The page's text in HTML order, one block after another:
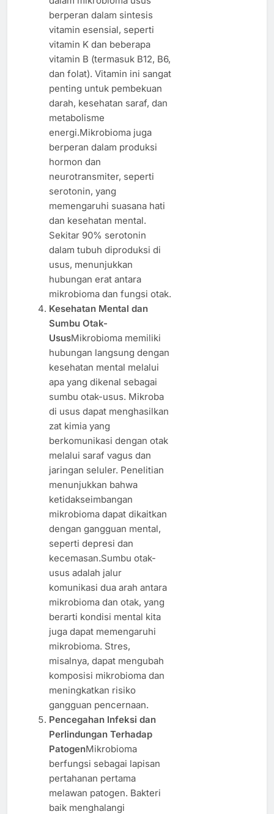
berperan dalam sintesis
vitamin esensial, seperti
vitamin K dan beberapa
vitamin B (termasuk B12, B6,
dan folat). Vitamin ini sangat
penting untuk pembekuan
darah, kesehatan saraf, dan
metabolisme
energi.Mikrobioma juga
berperan dalam produksi
hormon dan
neurotransmiter, seperti
serotonin, yang
memengaruhi suasana hati
dan kesehatan mental.
Sekitar 90% serotonin
dalam tubuh diproduksi di
usus, menunjukkan
hubungan erat antara
mikrobioma dan fungsi otak.
Kesehatan Mental dan
Sumbu Otak-
UsusMikrobioma memiliki
hubungan langsung dengan
kesehatan mental melalui
apa yang dikenal sebagai
sumbu otak-usus. Mikroba
di usus dapat menghasilkan
zat kimia yang
berkomunikasi dengan otak
melalui saraf vagus dan
jaringan seluler. Penelitian
menunjukkan bahwa
ketidakseimbangan
mikrobioma dapat dikaitkan
dengan gangguan mental,
seperti depresi dan
kecemasan.Sumbu otak-
usus adalah jalur
komunikasi dua arah antara
mikrobioma dan otak, yang
berarti kondisi mental kita
juga dapat memengaruhi
mikrobioma. Stres,
misalnya, dapat mengubah
komposisi mikrobioma dan
meningkatkan risiko
gangguan pencernaan.
Pencegahan Infeksi dan
Perlindungan Terhadap
PatogenMikrobioma
berfungsi sebagai lapisan
pertahanan pertama
melawan patogen. Bakteri
baik menghalangi